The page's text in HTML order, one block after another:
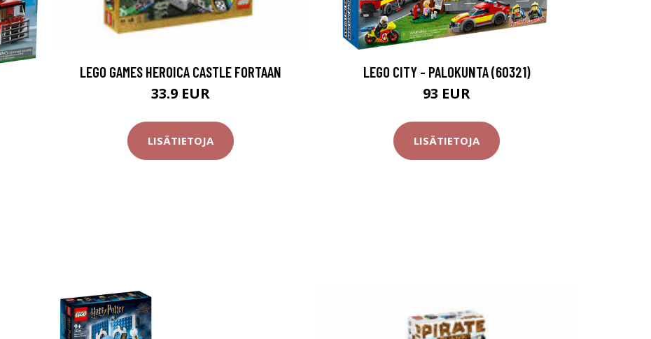
LEGO GAMES HEROICA CASTLE FORTAAN
33.9 EUR
LISÄTIETOJA
LEGO CITY - PALOKUNTA (60321)
93 EUR
LISÄTIETOJA